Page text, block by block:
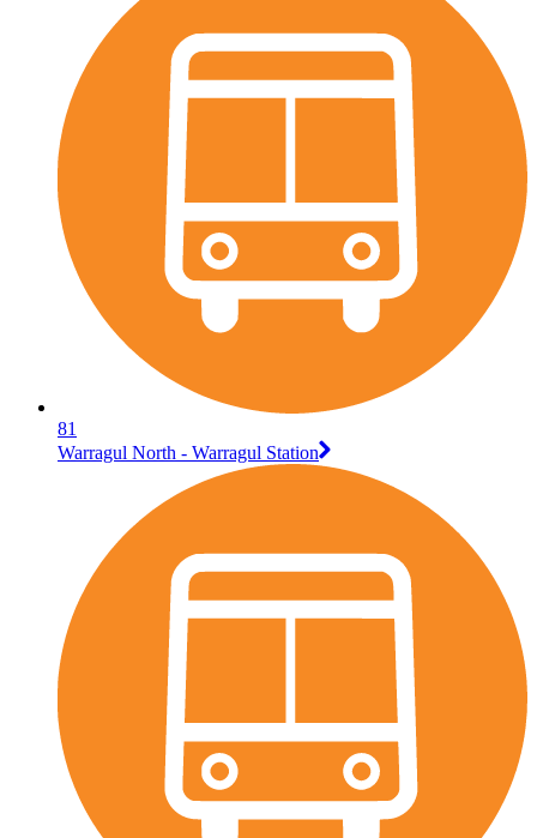
81
Warragul North - Warragul Station